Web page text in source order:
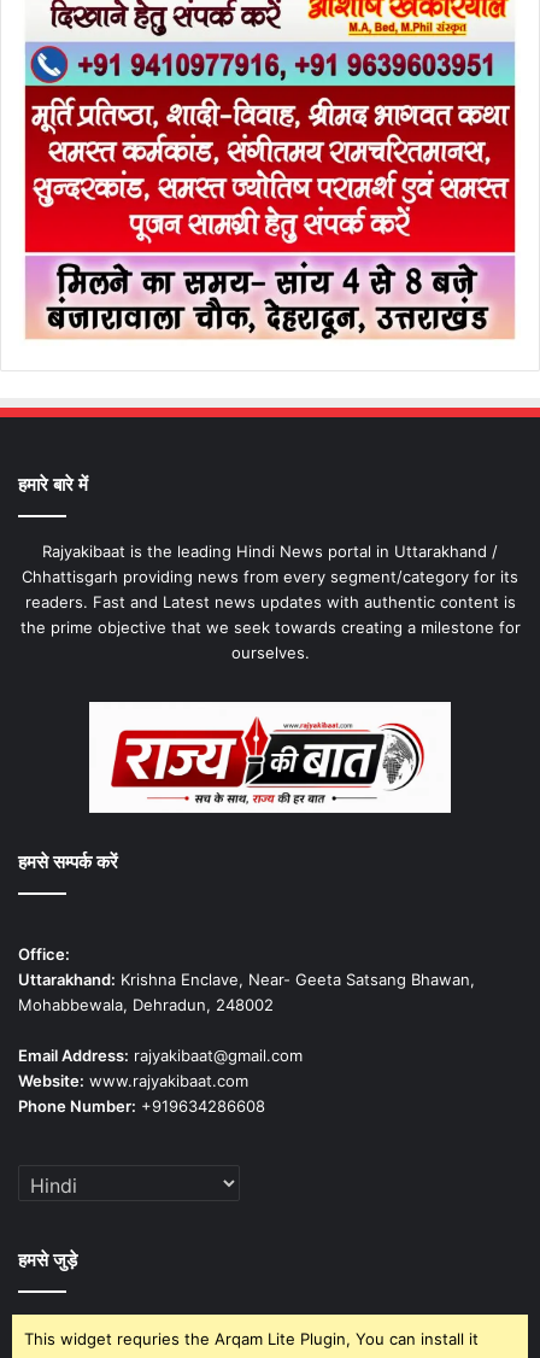
हमारे बारे में
Rajyakibaat is the leading Hindi News portal in Uttarakhand /
Chhattisgarh providing news from every segment/category for its
readers. Fast and Latest news updates with authentic content is
the prime objective that we seek towards creating a milestone for
ourselves.
हमसे सम्पर्क करें
Office:
Uttarakhand: Krishna Enclave, Near- Geeta Satsang Bhawan,
Mohabbewala, Dehradun, 248002
Email Address: rajyakibaat@gmail.com
Website: www.rajyakibaat.com
Phone Number: +919634286608
हमसे जुड़े
This widget requries the Arqam Lite Plugin, You can install it